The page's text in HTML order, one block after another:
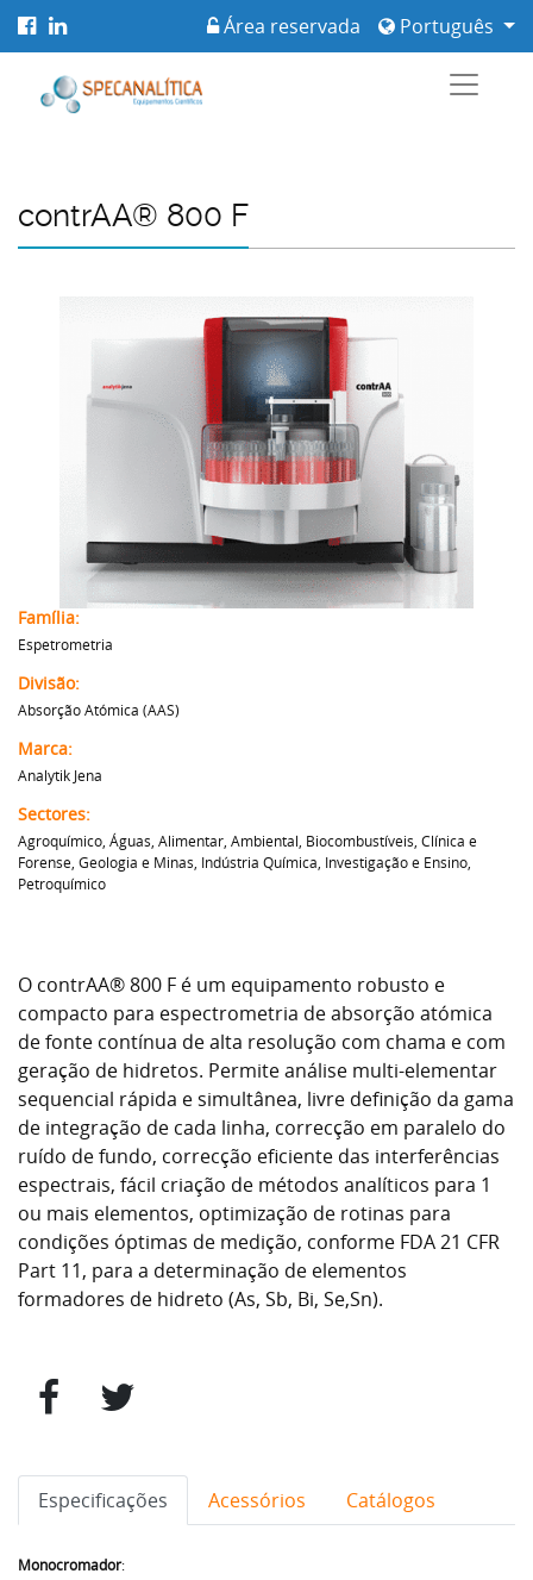
Português
Área reservada
contrAA® 800 F
Família:
Espetrometria
Divisão:
Absorção Atómica (AAS)
Marca:
Analytik Jena
Sectores:
Agroquímico, Águas, Alimentar, Ambiental, Biocombustíveis, Clínica e
Forense, Geologia e Minas, Indústria Química, Investigação e Ensino,
Petroquímico
O contrAA® 800 F é um equipamento robusto e
compacto para espectrometria de absorção atómica
de fonte contínua de alta resolução com chama e com
geração de hidretos. Permite análise multi-elementar
sequencial rápida e simultânea, livre definição da gama
de integração de cada linha, correcção em paralelo do
ruído de fundo, correcção eficiente das interferências
espectrais, fácil criação de métodos analíticos para 1
ou mais elementos, optimização de rotinas para
condições óptimas de medição, conforme FDA 21 CFR
Part 11, para a determinação de elementos
formadores de hidreto (As, Sb, Bi, Se,Sn).
Especificações Acessórios Catálogos
Monocromador: